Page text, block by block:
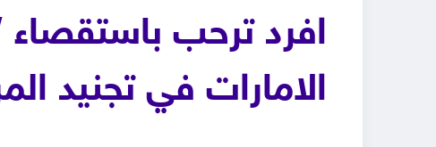
الامارات في تجنيد